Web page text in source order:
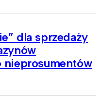
dla sprzedaży
nieprosumentów